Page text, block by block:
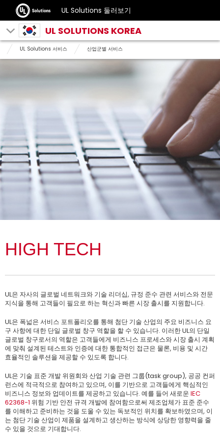
UL Solutions 둘러보기
UL SOLUTIONS KOREA
UL Solutions 서비스 산업군별 서비스
HIGH TECH
UL은 자사의 글로벌 네트워크와 기술 리더십, 규정 준수 관련 서비스와 전문
지식을 통해 고객들이 필요로 하는 혁신과 빠른 시장 출시를 지원합니다.
UL은 폭넓은 서비스 포트폴리오를 통해 첨단 기술 산업의 주요 비즈니스 요
구 사항에 대한 단일 글로벌 창구 역할을 할 수 있습니다. 이러한 UL의 단일
글로벌 창구로서의 역할은 고객들에게 비즈니스 프로세스와 시장 출시 계획
에 맞춰 설계된 테스트와 인증에 대한 통합적인 접근은 물론, 비용 및 시간
효율적인 솔루션을 제공할 수 있도록 합니다.
UL은 기술 표준 개발 위원회와 산업 기술 관련 그룹(task group), 공공 컨퍼
런스에 적극적으로 참여하고 있으며, 이를 기반으로 고객들에게 핵심적인
비즈니스 정보와 업데이트를 제공하고 있습니다. 예를 들어 새로운 IEC
62368-1 위험 기반 안전 규격 개발에 참여함으로써 제조업체가 표준 준수
를 이해하고 준비하는 것을 도울 수 있는 독보적인 위치를 확보하였으며, 이
는 첨단 기술 산업이 제품을 설계하고 생산하는 방식에 상당한 영향력을 줄
수 있을 것으로 기대합니다.